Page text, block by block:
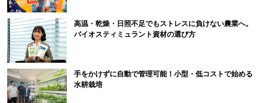
高温・乾燥・日照不足でもストレスに負けない農業へ。
バイオスティミュラント資材の選び方
手をかけずに自動で管理可能！小型・低コストで始める
水耕栽培